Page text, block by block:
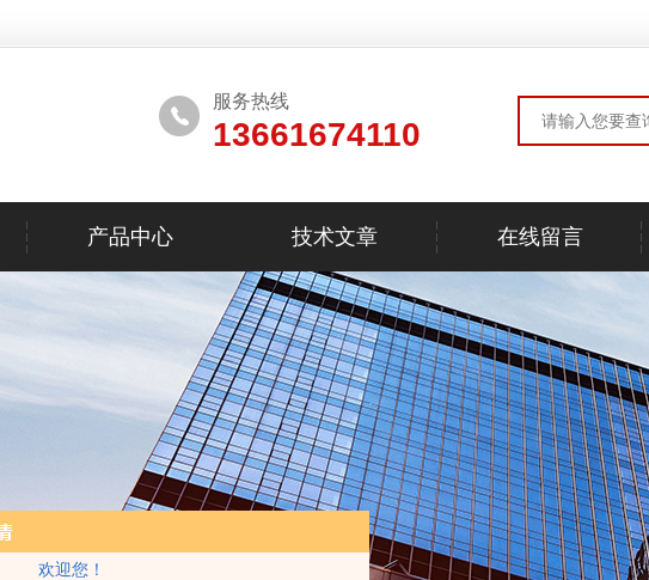
欢迎您！
服务热线
13661674110
产品中心 技术文章 在线留言